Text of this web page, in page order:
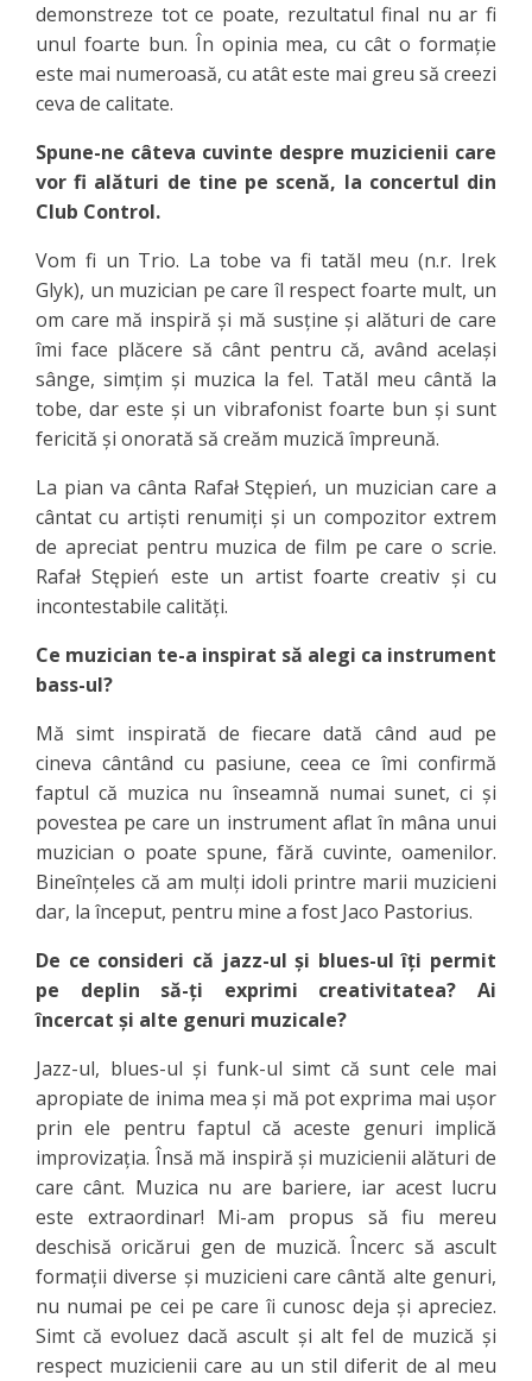
demonstreze tot ce poate, rezultatul final nu ar fi
unul foarte bun. În opinia mea, cu cât o formație
este mai numeroasă, cu atât este mai greu să creezi
ceva de calitate.
Spune-ne câteva cuvinte despre muzicienii care
vor fi alături de tine pe scenă, la concertul din
Club Control.
Vom fi un Trio. La tobe va fi tatăl meu (n.r. Irek
Glyk), un muzician pe care îl respect foarte mult, un
om care mă inspiră și mă susține și alături de care
îmi face plăcere să cânt pentru că, având același
sânge, simțim și muzica la fel. Tatăl meu cântă la
tobe, dar este și un vibrafonist foarte bun și sunt
fericită și onorată să creăm muzică împreună.
La pian va cânta Rafał Stępień, un muzician care a
cântat cu artiști renumiți și un compozitor extrem
de apreciat pentru muzica de film pe care o scrie.
Rafał Stępień este un artist foarte creativ și cu
incontestabile calități.
Ce muzician te-a inspirat să alegi ca instrument
bass-ul?
Mă simt inspirată de fiecare dată când aud pe
cineva cântând cu pasiune, ceea ce îmi confirmă
faptul că muzica nu înseamnă numai sunet, ci și
povestea pe care un instrument aflat în mâna unui
muzician o poate spune, fără cuvinte, oamenilor.
Bineînțeles că am mulți idoli printre marii muzicieni
dar, la început, pentru mine a fost Jaco Pastorius.
De ce consideri că jazz-ul și blues-ul îți permit
pe deplin să-ți exprimi creativitatea? Ai
încercat și alte genuri muzicale?
Jazz-ul, blues-ul și funk-ul simt că sunt cele mai
apropiate de inima mea și mă pot exprima mai ușor
prin ele pentru faptul că aceste genuri implică
improvizația. Însă mă inspiră și muzicienii alături de
care cânt. Muzica nu are bariere, iar acest lucru
este extraordinar! Mi-am propus să fiu mereu
deschisă oricărui gen de muzică. Încerc să ascult
formații diverse și muzicieni care cântă alte genuri,
nu numai pe cei pe care îi cunosc deja și apreciez.
Simt că evoluez dacă ascult și alt fel de muzică și
respect muzicienii care au un stil diferit de al meu